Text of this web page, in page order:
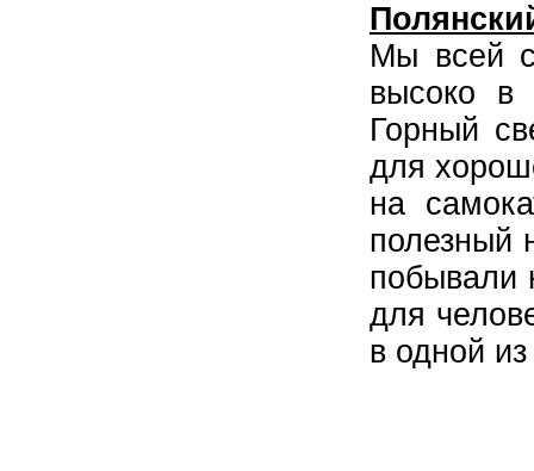
Мы всей
высоко в
Горный
для
на
полезный
побывали
для
в одной